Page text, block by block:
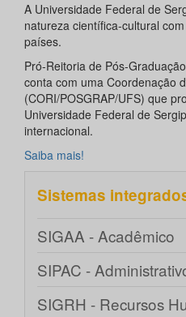
A Universidade Federal de
natureza científica-cultural
países.
Pró-Reitoria de Pós-
conta com uma Coordenação
(CORI/POSGRAP/UFS) que
Universidade Federal de
internacional.
Saiba mais!
Sistemas
SIGAA - Acadêmico
SIPAC -
SIGRH - Recursos